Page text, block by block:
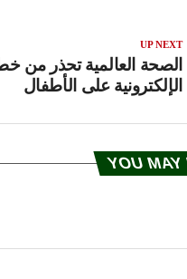
UP NEXT
الصحة العالمية تحذر من
الإلكترونية على الأطفال
YOU